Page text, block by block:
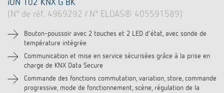
iON 102 KNX G BK
(N° de réf. 4969292 / N° ELDAS® 405591589)
Bouton-poussoir avec 2 touches et 2 LED d'état, avec sonde de
température intégrée
Communication et mise en service sécurisées grâce à la prise en
charge de KNX Data Secure
Commande des fonctions commutation, variation, store, commande
progressive, mode de fonctionnement, scène, régulation de la